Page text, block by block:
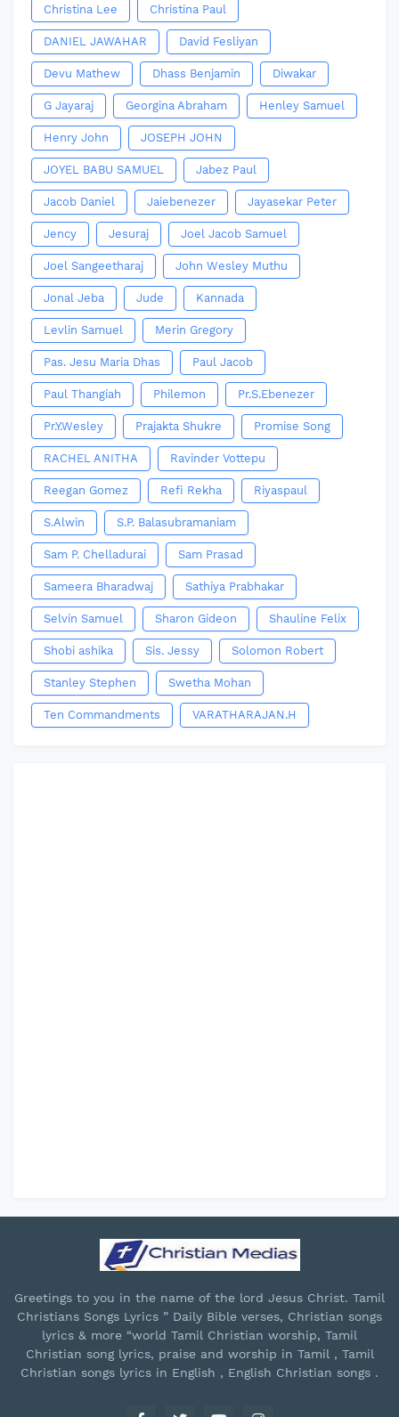
Christina Lee Christina Paul
DANIEL JAWAHAR David Fesliyan
Devu Mathew Dhass Benjamin Diwakar
G Jayaraj Georgina Abraham Henley Samuel
Henry John JOSEPH JOHN
JOYEL BABU SAMUEL Jabez Paul
Jacob Daniel Jaiebenezer Jayasekar Peter
Jency Jesuraj Joel Jacob Samuel
Joel Sangeetharaj John Wesley Muthu
Jonal Jeba Jude Kannada
Levlin Samuel Merin Gregory
Pas. Jesu Maria Dhas Paul Jacob
Paul Thangiah Philemon Pr.S.Ebenezer
Pr.Y.Wesley Prajakta Shukre Promise Song
RACHEL ANITHA Ravinder Vottepu
Reegan Gomez Refi Rekha Riyaspaul
S.Alwin S.P. Balasubramaniam
Sam P. Chelladurai Sam Prasad
Sameera Bharadwaj Sathiya Prabhakar
Selvin Samuel Sharon Gideon Shauline Felix
Shobi ashika Sis. Jessy Solomon Robert
Stanley Stephen Swetha Mohan
Ten Commandments VARATHARAJAN.H
Greetings to you in the name of the lord Jesus Christ. Tamil
Christians Songs Lyrics ” Daily Bible verses, Christian songs
lyrics & more “world Tamil Christian worship, Tamil
Christian song lyrics, praise and worship in Tamil , Tamil
Christian songs lyrics in English , English Christian songs .